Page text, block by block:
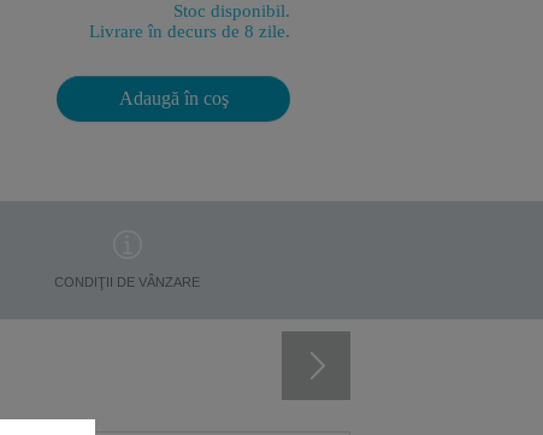
Stoc disponibil.
Livrare în decurs de 8 zile.
Adaugă în coş
CONDIŢII DE VÂNZARE